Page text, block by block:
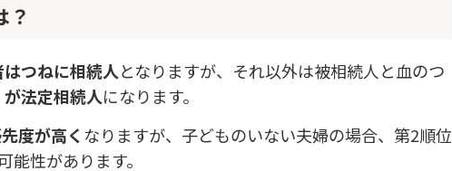
？
つねに相続人となりますが、それ以外は被相続人と血のつ
法定相続人になります。
度が高く なりますが、子どものいない夫婦の場合、第2順位
性があります。